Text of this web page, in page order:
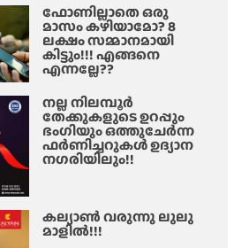
ഫോണില്ലാതെ ഒരു
മാസം കഴിയാമോ? 8
ലക്ഷം സമ്മാനമായി
കിട്ടും!!! എങ്ങനെ
എന്നല്ലേ??
നല്ല നിലമ്പൂർ
തേക്കുകളുടെ ഉറപ്പും
ഭംഗിയും ഒത്തുചേർന്ന
ഫർണിച്ചറുകൾ ഉദ്യാന
നഗരിയിലും!!
കല്യാൺ വരുന്നു ലുലു
മാളിൽ!!!